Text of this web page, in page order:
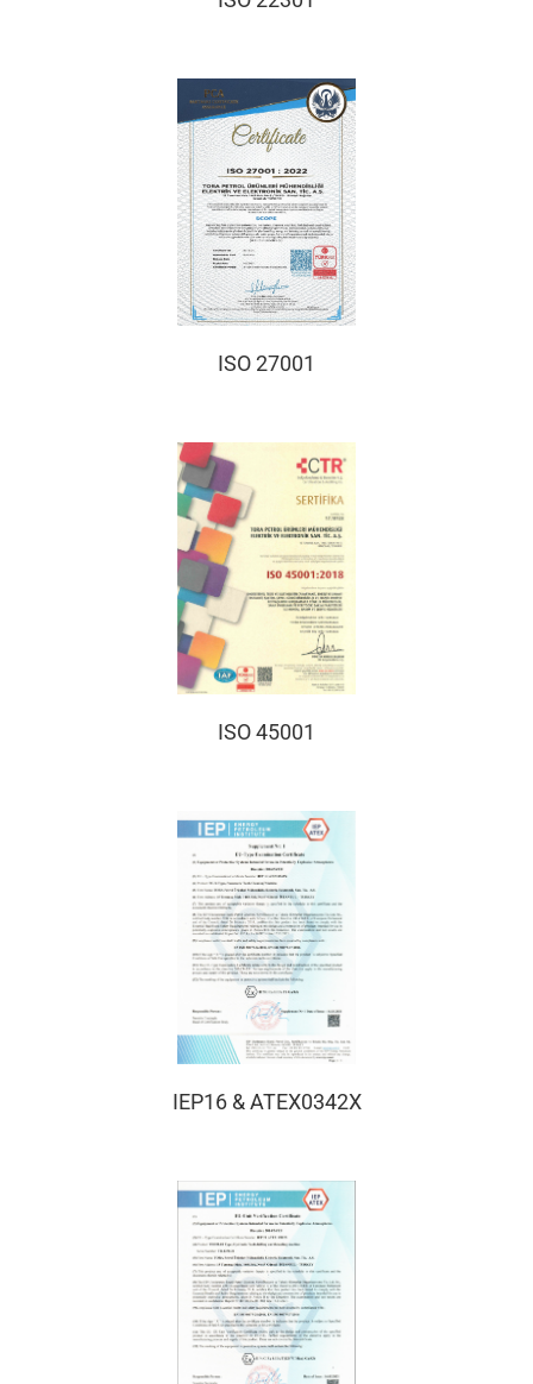
ISO 27001
ISO 45001
IEP16 & ATEX0342X